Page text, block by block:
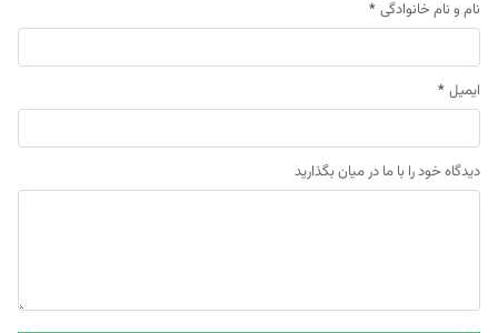
نام و نام خانوادگی *
ایمیل *
دیدگاه خود را با ما در میان بگذارید